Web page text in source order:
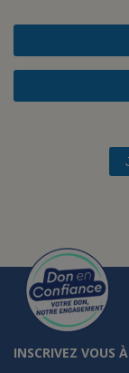
INSCRIVEZ VOUS